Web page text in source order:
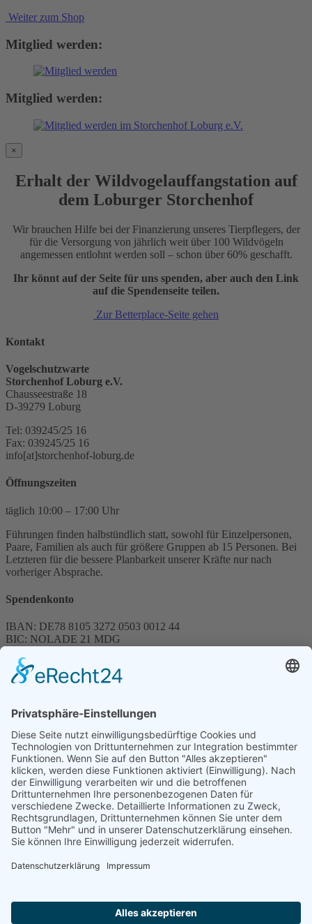
Weiter zum Shop
Mitglied werden:
Mitglied werden:
×
Erhalt der Wildvogelauffangstation auf
dem Loburger Storchenhof
Wir brauchen Hilfe bei der Finanzierung unseres Tierpflegers, der
für die Versorgung von jährlich weit über 100 Wildvögeln
angemessen entlohnt werden soll – schon über 60% geschafft.
Ihr könnt auf der Seite für uns spenden, aber auch den Link
auf die Spendenseite teilen.
Zur Betterplace-Seite gehen
Kontakt
Vogelschutzwarte
Storchenhof Loburg e.V.
Chausseestraße 18
D-39279 Loburg
Tel: 039245/25 16
Fax: 039245/25 16
info[at]storchenhof-loburg.de
Öffnungszeiten
täglich 10:00 – 17:00 Uhr
Führungen finden halbstündlich statt, sowohl für Einzelpersonen,
Paare, Familien als auch für größere Gruppen ab 15 Personen. Bei
Letzteren für die bessere Planbarkeit unserer Kräfte nur nach
vorheriger Absprache.
Spendenkonto
IBAN: DE78 8105 3272 0503 0012 44
BIC: NOLADE 21 MDG
Spenden können steuerlich abgesetzt werden
Förderung
© 1987 – 2025
Storchenhof Loburg e.V.
Alle Rechte vorbehalten.
Cookie-Einstellungen
Navigation überspringen
Impressum
Haftungsausschluss